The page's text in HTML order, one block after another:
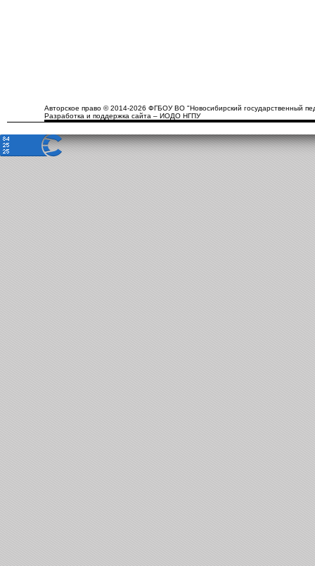
Авторское право © 2014-2026 ФГБОУ ВО "Новосибирский государственный
Разработка и поддержка сайта – ИОДО НГПУ